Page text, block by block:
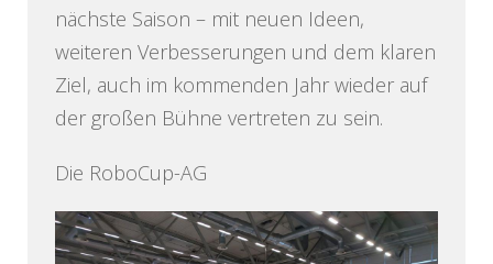
nächste Saison – mit neuen Ideen,
weiteren Verbesserungen und dem klaren
Ziel, auch im kommenden Jahr wieder auf
der großen Bühne vertreten zu sein.
Die RoboCup-AG